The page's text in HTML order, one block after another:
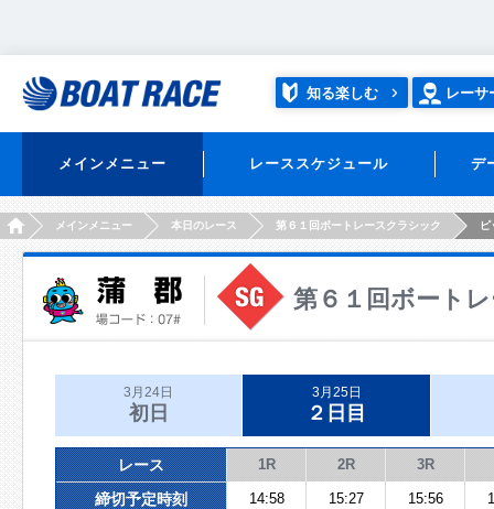
知る楽しむ レーサ
メインメニュー レーススケジュール デ
HOMEメインメニュー 本日のレース 第６１回ボートレースクラシック
第６１回ボート
3月24日
初日
3月25日
２日目
レース 1R 2R 3R
締切予定時刻 14:58 15:27 15:56